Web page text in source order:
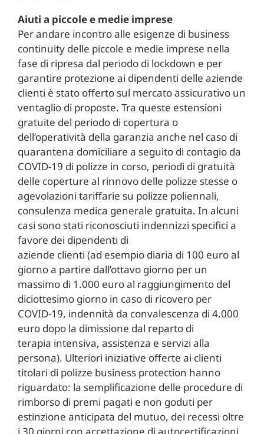
Aiuti a piccole e medie imprese
Per andare incontro alle esigenze di business
continuity delle piccole e medie imprese nella
fase di ripresa dal periodo di lockdown e per
garantire protezione ai dipendenti delle aziende
clienti è stato offerto sul mercato assicurativo un
ventaglio di proposte. Tra queste estensioni
gratuite del periodo di copertura o
dell’operatività della garanzia anche nel caso di
quarantena domiciliare a seguito di contagio da
COVID-19 di polizze in corso, periodi di gratuità
delle coperture al rinnovo delle polizze stesse o
agevolazioni tariffarie su polizze poliennali,
consulenza medica generale gratuita. In alcuni
casi sono stati riconosciuti indennizzi specifici a
favore dei dipendenti di
aziende clienti (ad esempio diaria di 100 euro al
giorno a partire dall’ottavo giorno per un
massimo di 1.000 euro al raggiungimento del
diciottesimo giorno in caso di ricovero per
COVID-19, indennità da convalescenza di 4.000
euro dopo la dimissione dal reparto di
terapia intensiva, assistenza e servizi alla
persona). Ulteriori iniziative offerte ai clienti
titolari di polizze business protection hanno
riguardato: la semplificazione delle procedure di
rimborso di premi pagati e non goduti per
estinzione anticipata del mutuo, dei recessi oltre